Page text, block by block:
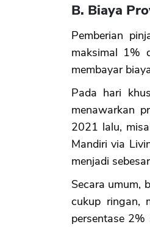
B. Biaya
Pemberian
maksimal 1%
membayar
Pada hari
menawarkan
2021 lalu,
Mandiri via
menjadi
Secara umum,
cukup ringan,
persentase